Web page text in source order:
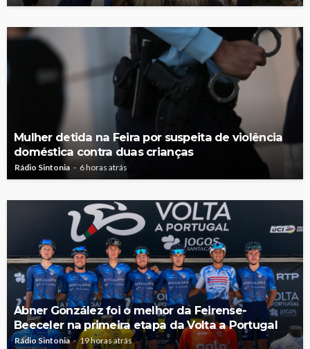
Mulher detida na Feira por suspeita de violência
doméstica contra duas crianças
Rádio Sintonia 6 horas atrás
Abner González foi o melhor da Feirense-
Beeceler na primeira etapa da Volta a Portugal
Rádio Sintonia 19 horas atrás